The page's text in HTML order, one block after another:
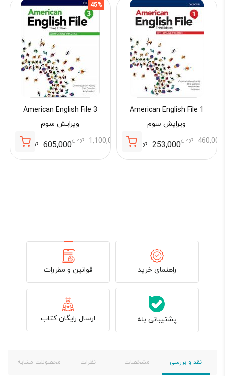
American English File 1
ویرایش سوم
460,000 تومان253,000 تومان
45%
American English File 3
ویرایش سوم
1,100,000 تومان605,000 تومان
راهنمای خرید قوانین و مقررات
پشتیبانی بله ارسال رایگان کتاب
نقد و بررسی مشخصات نظرات محصولات مشابه